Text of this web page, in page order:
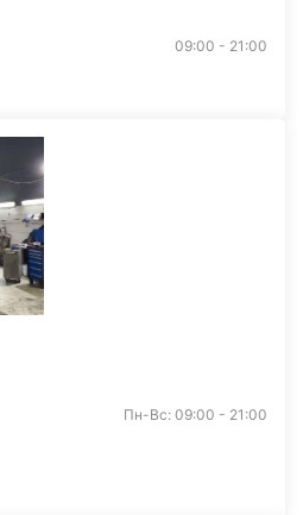
09:00 - 21:00
Пн-Вс: 09:00 - 21:00